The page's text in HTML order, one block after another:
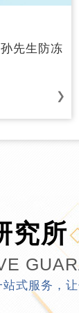
先生防冻
究
站式服务，